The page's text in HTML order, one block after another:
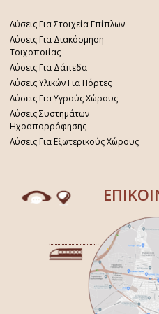
Λύσεις Για Στοιχεία Επίπλων
Λύσεις Για Διακόσμηση
Τοιχοποιίας
Λύσεις Για Δάπεδα
Λύσεις Υλικών Για Πόρτες
Λύσεις Για Υγρούς Χώρους
Λύσεις Συστημάτων
Ηχοαπορρόφησης
Λύσεις Για Εξωτερικούς Χώρους